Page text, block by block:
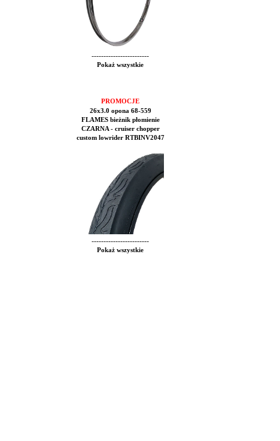
------------------------
Pokaż wszystkie
PROMOCJE
26x3.0 opona 68-559
FLAMES bieżnik płomienie
CZARNA - cruiser chopper
custom lowrider RTBINV2047
------------------------
Pokaż wszystkie